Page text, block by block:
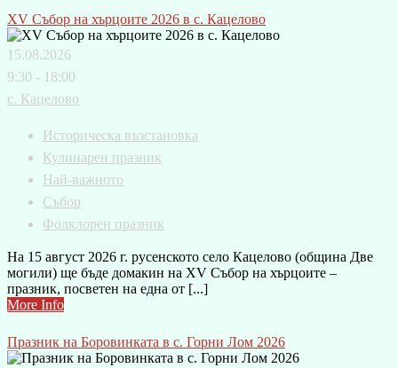
XV Събор на хърцоите 2026 в с. Кацелово
15.08.2026
9:30 - 18:00
с. Кацелово
Историческа възстановка
Кулинарен празник
Най-важното
Събор
Фолклорен празник
На 15 август 2026 г. русенското село Кацелово (община Две
могили) ще бъде домакин на XV Събор на хърцоите –
празник, посветен на една от [...]
More Info
Празник на Боровинката в с. Горни Лом 2026